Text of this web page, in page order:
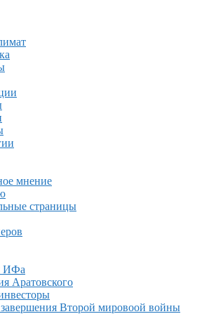
мнение
страницы
ИФа
Аратовского
завершения Второй мировоой войны